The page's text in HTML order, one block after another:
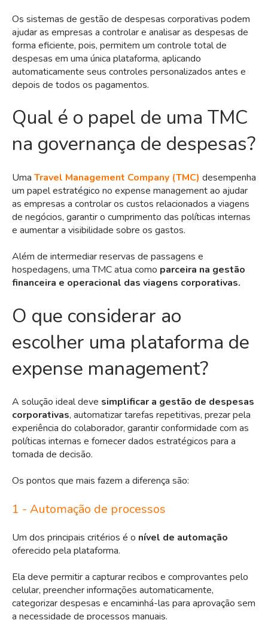
Os sistemas de gestão de despesas corporativas podem
ajudar as empresas a controlar e analisar as despesas de
forma eficiente, pois, permitem um controle total de
despesas em uma única plataforma, aplicando
automaticamente seus controles personalizados antes e
depois de todos os pagamentos.
Qual é o papel de uma TMC
na governança de despesas?
Uma Travel Management Company (TMC) desempenha
um papel estratégico no expense management ao ajudar
as empresas a controlar os custos relacionados a viagens
de negócios, garantir o cumprimento das políticas internas
e aumentar a visibilidade sobre os gastos.
Além de intermediar reservas de passagens e
hospedagens, uma TMC atua como parceira na gestão
financeira e operacional das viagens corporativas.
O que considerar ao
escolher uma plataforma de
expense management?
A solução ideal deve simplificar a gestão de despesas
corporativas, automatizar tarefas repetitivas, prezar pela
experiência do colaborador, garantir conformidade com as
políticas internas e fornecer dados estratégicos para a
tomada de decisão.
Os pontos que mais fazem a diferença são:
1 - Automação de processos
Um dos principais critérios é o nível de automação
oferecido pela plataforma.
Ela deve permitir a capturar recibos e comprovantes pelo
celular, preencher informações automaticamente,
categorizar despesas e encaminhá-las para aprovação sem
a necessidade de processos manuais.